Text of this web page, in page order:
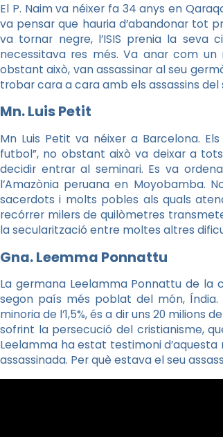
El P. Naimva néixer fa 34 anys en
va pensar que hauria d’abandonar tot
va tornar negre, l’ISIS prenia la
necessitava res més. Va anar com
obstant això, van assassinar al seu
trobar cara a cara amb els assassins del
Mn.LuisPetit
Mn Luis Petit va néixer a Barcelona.
futbol”, no obstant això va deixar a
decidir entrar al seminari. Es va
l’Amazònia peruana en Moyobamba.
sacerdots i molts pobles als quals
recórrer milers de quilòmetres
la secularització entre moltes altres
Gna.Leemma Ponnattu
La germana Leelamma Ponnattu de la
segon país més poblat del món, Índia.
minoria de l’1,5%, és a dir uns 20
sofrint la persecució del cristianisme,
Leelamma ha estat testimoni
assassinada. Per què estava el seu